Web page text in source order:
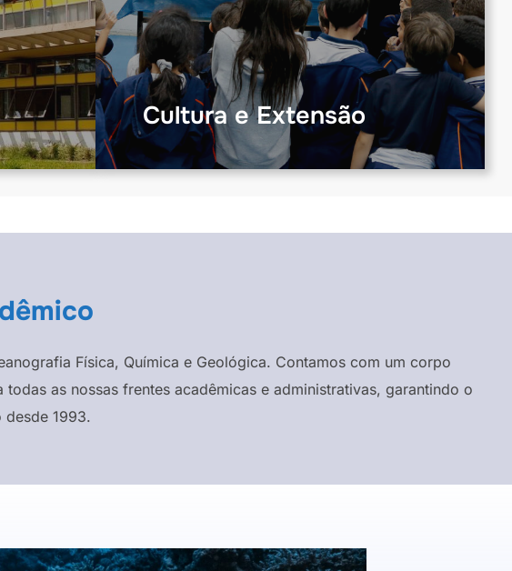
Cultura e Extensão
Física, Química e Geológica. Contamos com um corpo
as nossas frentes acadêmicas e administrativas, garantindo o
1993.